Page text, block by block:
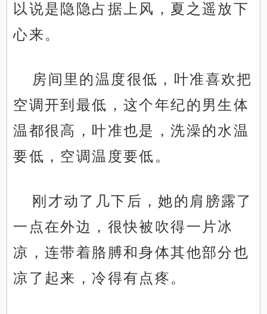
以说是隐隐占据上风，夏之遥放下
心来。
房间里的温度很低，叶准喜欢把
空调开到最低，这个年纪的男生体
温都很高，叶准也是，洗澡的水温
要低，空调温度要低。
刚才动了几下后，她的肩膀露了
一点在外边，很快被吹得一片冰
凉，连带着胳膊和身体其他部分也
凉了起来，冷得有点疼。